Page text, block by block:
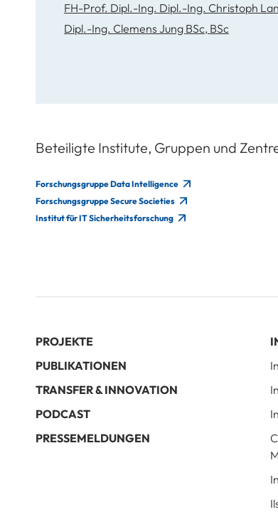
Dipl.-Ing. Clemens Jung BSc, BSc
Beteiligte Institute, Gruppen und
Forschungsgruppe Data Intelligence
Forschungsgruppe Secure Societies
Institut für IT Sicherheitsforschung
PROJEKTE
PUBLIKATIONEN
TRANSFER & INNOVATION
PODCAST
PRESSEMELDUNGEN